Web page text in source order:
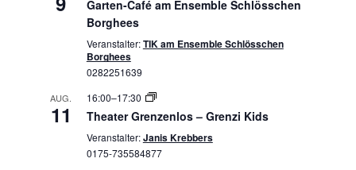
Garten-Café am Ensemble Schlösschen
Borghees
Veranstalter:TIK am Ensemble Schlösschen
Borghees
0282251639
AUG.
11
16:00–17:30
Theater Grenzenlos – Grenzi Kids
Veranstalter:Janis Krebbers
0175-735584877